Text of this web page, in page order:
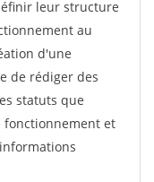
leur structure
au
d'une
de rédiger des
statuts que
fonctionnement et